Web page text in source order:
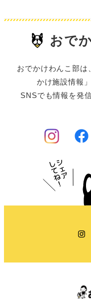
おで
おでかけわんこ部は
かけ施設情報
SNSでも情報を発